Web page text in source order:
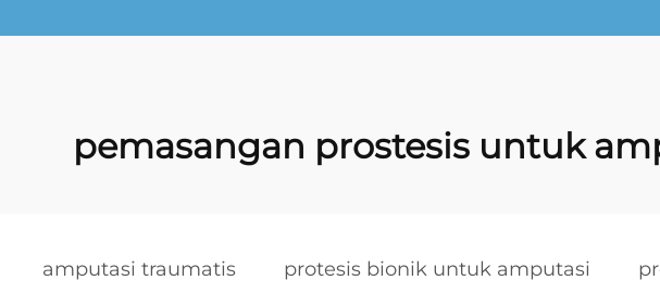
pemasangan prostesis untuk
amputasi traumatis protesis bionik untuk amputasi